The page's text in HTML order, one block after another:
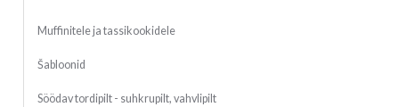
Muffinitele ja tassikookidele
Šabloonid
Söödav tordipilt - suhkrupilt, vahvlipilt